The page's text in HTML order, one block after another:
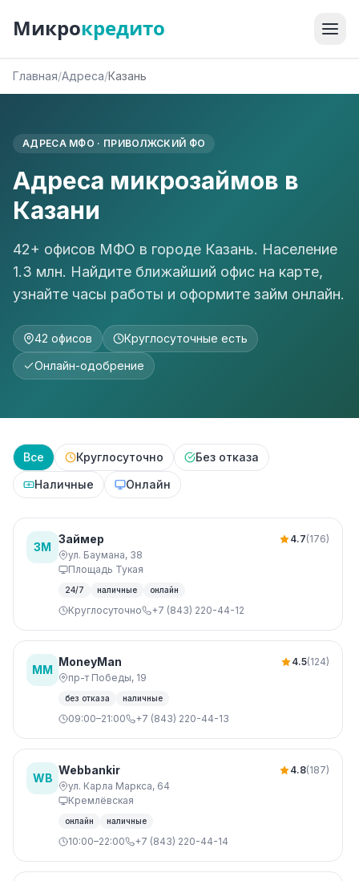
Микрокредито
Главная/Адреса/Казань
АДРЕСА МФО · ПРИВОЛЖСКИЙ ФО
Адреса микрозаймов в
Казани
42+ офисов МФО в городе Казань. Население
1.3 млн. Найдите ближайший офис на карте,
узнайте часы работы и оформите займ онлайн.
42 офисов
Круглосуточные есть
Онлайн-одобрение
Все Круглосуточно
Без отказа
Наличные
Онлайн
ЗМ
Займер 4.7(176)
ул. Баумана, 38
Площадь Тукая
24/7 наличные онлайн
Круглосуточно +7 (843) 220-44-12
MM
MoneyMan 4.5(124)
пр-т Победы, 19
без отказа наличные
09:00–21:00 +7 (843) 220-44-13
WB
Webbankir 4.8(187)
ул. Карла Маркса, 64
Кремлёвская
онлайн наличные
10:00–22:00 +7 (843) 220-44-14